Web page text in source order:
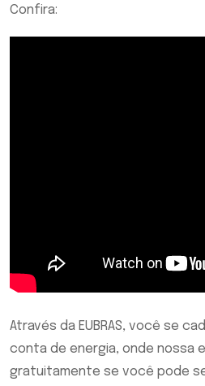
Confira:
Através da EUBRAS, você se
conta de energia, onde nossa
gratuitamente se você pode